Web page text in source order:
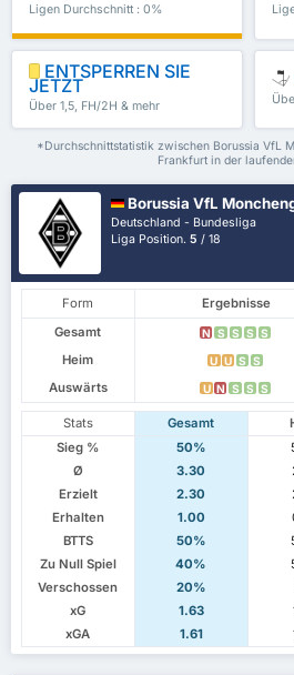
Ligen Durchschnitt : 0%
ENTSPERREN SIE
JETZT
Über 1,5, FH/2H & mehr
*Durchschnittstatistik zwischen Borussia VfL
Frankfurt in der
Borussia VfL
Deutschland - Bundesliga
Liga Position.5 / 18
Form Ergebnisse
Gesamt
N S S S S
Heim U U S S
Auswärts U N S S S
Stats Gesamt
Sieg %
50%
Ø
3.30
Erzielt
2.30
Erhalten
1.00
BTTS
50%
Zu Null Spiel
40%
Verschossen
20%
xG
1.63
xGA
1.61